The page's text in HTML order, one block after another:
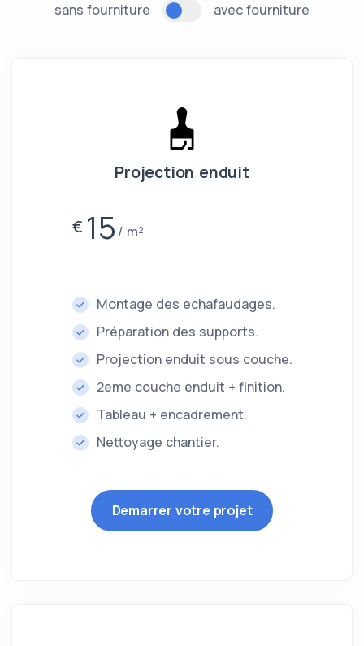
sans fourniture avec fourniture
Projection enduit
€ 15 m²
Montage des echafaudages.
Préparation des supports.
Projection enduit sous couche.
2eme couche enduit + finition.
Tableau + encadrement.
Nettoyage chantier.
Demarrer votre projet